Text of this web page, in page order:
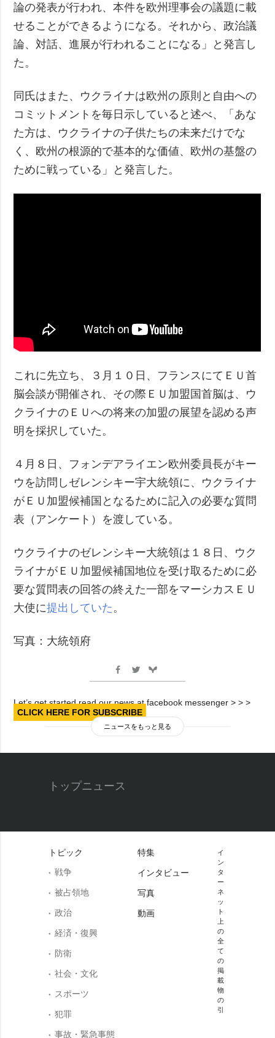
論の発表が行われ、本件を欧州理事会の議題に載
せることができるようになる。それから、政治議
論、対話、進展が行われることになる」と発言し
た。
同氏はまた、ウクライナは欧州の原則と自由への
コミットメントを毎日示していると述べ、「あな
た方は、ウクライナの子供たちの未来だけでな
く、欧州の根源的で基本的な価値、欧州の基盤の
ために戦っている」と発言した。
これに先立ち、３月１０日、フランスにてＥＵ首
脳会談が開催され、その際ＥＵ加盟国首脳は、ウ
クライナのＥＵへの将来の加盟の展望を認める声
明を採択していた。
４月８日、フォンデアライエン欧州委員長がキー
ウを訪問しゼレンシキー宇大統領に、ウクライナ
がＥＵ加盟候補国となるために記入の必要な質問
表（アンケート）を渡している。
ウクライナのゼレンシキー大統領は１８日、ウク
ライナがＥＵ加盟候補国地位を受け取るために必
要な質問表の回答の終えた一部をマーシカスＥＵ
大使に提出していた 。
写真：大統領府
Let’s get started read our news at facebook messenger > > >
CLICK HERE FOR SUBSCRIBE
ニュースをもっと見る
トップニュース
トピック
戦争
被占領地
政治
経済・復興
防衛
社会・文化
スポーツ
犯罪
事故・緊急事態
特集
インタビュー
写真
動画
イ
ン
タ
ー
ネ
ッ
ト
上
の
全
て
の
掲
載
物
の
引